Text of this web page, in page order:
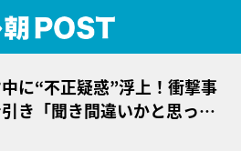
に“不正疑惑”浮上！衝撃事
き「聞き間違いかと思っ